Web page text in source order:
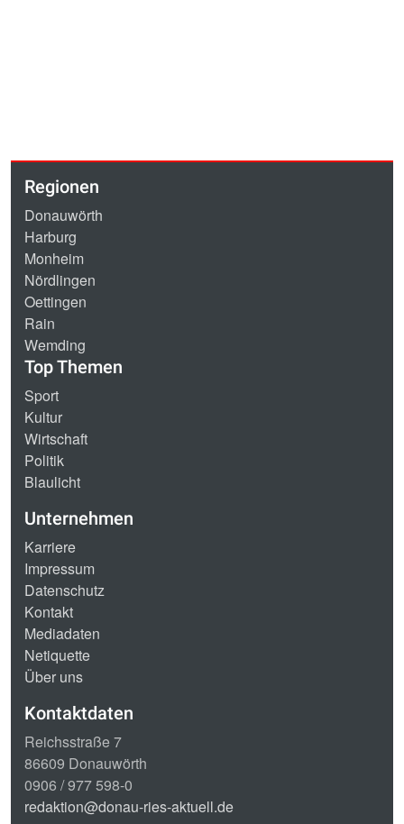
Regionen
Donauwörth
Harburg
Monheim
Nördlingen
Oettingen
Rain
Wemding
Top Themen
Sport
Kultur
Wirtschaft
Politik
Blaulicht
Unternehmen
Karriere
Impressum
Datenschutz
Kontakt
Mediadaten
Netiquette
Über uns
Kontaktdaten
Reichsstraße 7
86609 Donauwörth
0906 / 977 598-0
redaktion@donau-ries-aktuell.de